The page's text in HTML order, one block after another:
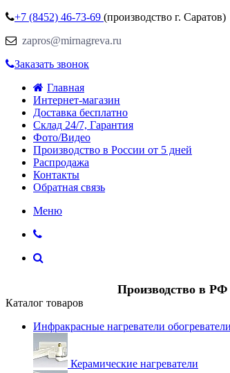
+7 (8452) 46-73-69 (производство г. Саратов)
zapros@mirnagreva.ru
Заказать звонок
Главная
Интернет-магазин
Доставка бесплатно
Склад 24/7, Гарантия
Фото/Видео
Производство в России от 5 дней
Распродажа
Контакты
Обратная связь
Меню
Производство в
Каталог товаров
Инфракрасные нагреватели
Керамические нагреватели